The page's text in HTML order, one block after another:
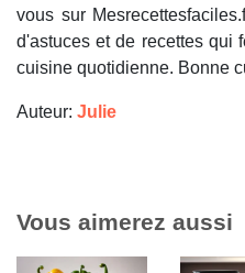
vous sur
d'astuces et de recettes qui
cuisine quotidienne. Bonne
Auteur: Julie
Vous aimerez aussi